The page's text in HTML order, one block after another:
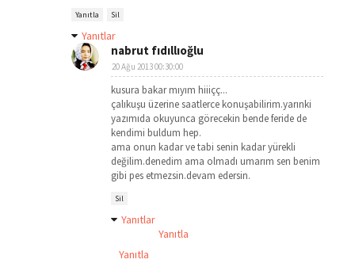
Yanıtla Sil
Yanıtlar
nabrut fıdıllıoğlu
20 Ağu 2013 00:30:00
kusura bakar mıyım hiiiçç...
çalıkuşu üzerine saatlerce konuşabilirim.yarınki
yazımıda okuyunca görecekin bende feride de
kendimi buldum hep.
ama onun kadar ve tabi senin kadar yürekli
değilim.denedim ama olmadı umarım sen benim
gibi pes etmezsin.devam edersin.
Sil
Yanıtlar
Yanıtla
Yanıtla